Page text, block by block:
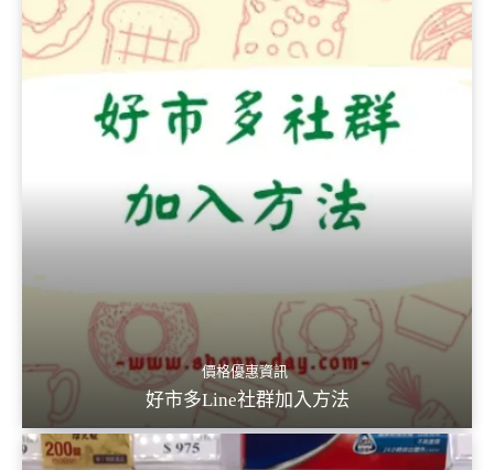
價格優惠資訊
好市多Line社群加入方法